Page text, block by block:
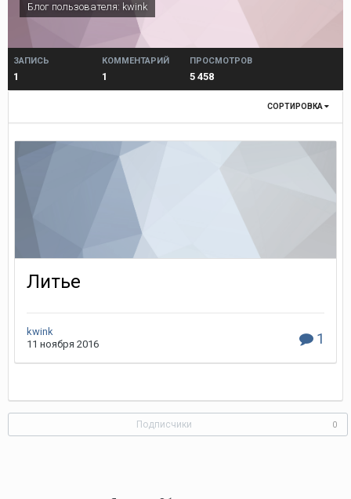
Блог пользователя: kwink
ЗАПИСЬ
1
КОММЕНТАРИЙ
1
ПРОСМОТРОВ
5 458
СОРТИРОВКА
Литье
kwink
11 ноября 2016
1
Подписчики 0